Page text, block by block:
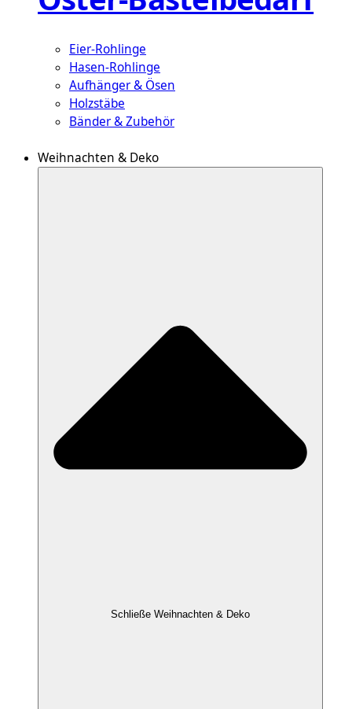
Eier-Rohlinge
Hasen-Rohlinge
Aufhänger & Ösen
Holzstäbe
Bänder & Zubehör
Weihnachten & Deko
Schließe Weihnachten & Deko